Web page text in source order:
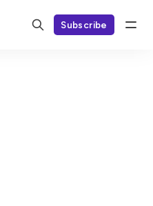
Subscribe